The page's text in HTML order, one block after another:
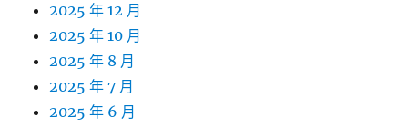
2025 年 12 月
2025 年 10 月
2025 年 8 月
2025 年 7 月
2025 年 6 月